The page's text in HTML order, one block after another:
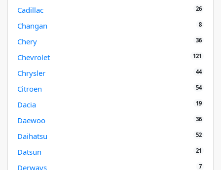
Cadillac 26
Changan 8
Chery 36
Chevrolet 121
Chrysler 44
Citroen 54
Dacia 19
Daewoo 36
Daihatsu 52
Datsun 21
Derways 7